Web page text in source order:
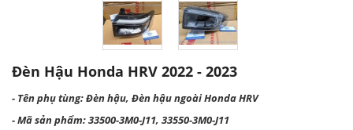
Đèn Hậu Honda HRV 2022 - 2023
- Tên phụ tùng: Đèn hậu, Đèn hậu ngoài Honda HRV
- Mã sản phẩm: 33500-3M0-J11, 33550-3M0-J11